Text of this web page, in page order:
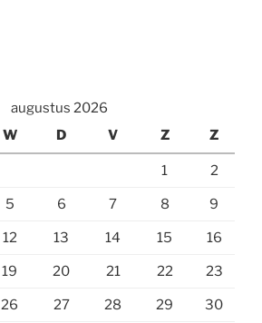
augustus 2026
W D V Z Z
1 2
5 6 7 8 9
12 13 14 15 16
19 20 21 22 23
26 27 28 29 30